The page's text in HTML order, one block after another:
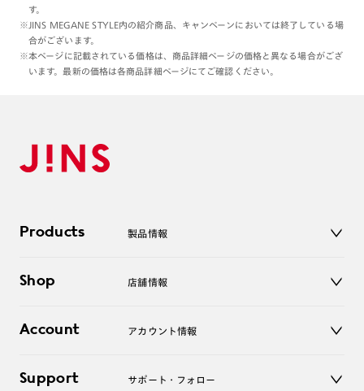
す。
※JINS MEGANE STYLE内の紹介商品、キャンペーンにおいては終了している場
合がございます。
※本ページに記載されている価格は、商品詳細ページの価格と異なる場合がござ
います。最新の価格は各商品詳細ページにてご確認ください。
Products 製品情報
サングラス
コンタクトレンズ
アクセサリー
Shop 店舗情報
オンラインショップ
Account アカウント情報
ログアウト
Support サポート・フォロー